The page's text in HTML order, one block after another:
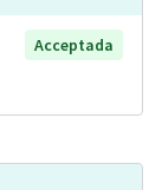
Acceptada